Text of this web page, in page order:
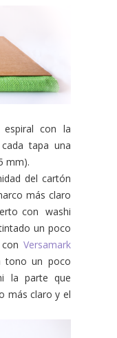
espiral con la
tapa una
mm).
del cartón
más claro
con washi
un poco
Versamark
tono un poco
la parte que
más claro y el